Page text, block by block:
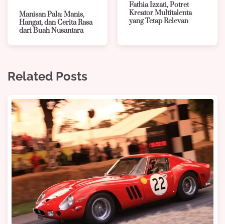
Manisan Pala: Manis,
Hangat, dan Cerita Rasa
dari Buah Nusantara
Fathia Izzati, Potret
Kreator Multitalenta
yang Tetap Relevan
Related Posts